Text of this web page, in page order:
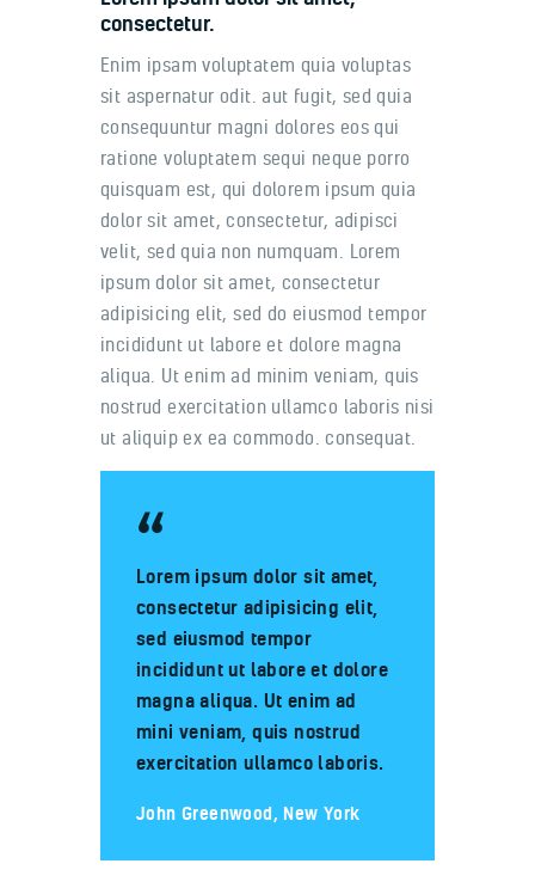
consectetur.
Enim ipsam voluptatem quia voluptas
sit aspernatur odit. aut fugit, sed quia
consequuntur magni dolores eos qui
ratione voluptatem sequi neque porro
quisquam est, qui dolorem ipsum quia
dolor sit amet, consectetur, adipisci
velit, sed quia non numquam. Lorem
ipsum dolor sit amet, consectetur
adipisicing elit, sed do eiusmod tempor
incididunt ut labore et dolore magna
aliqua. Ut enim ad minim veniam, quis
nostrud exercitation ullamco laboris nisi
ut aliquip ex ea commodo. consequat.
Lorem ipsum dolor sit amet,
consectetur adipisicing elit,
sed eiusmod tempor
incididunt ut labore et dolore
magna aliqua. Ut enim ad
mini veniam, quis nostrud
exercitation ullamco laboris.
John Greenwood, New York